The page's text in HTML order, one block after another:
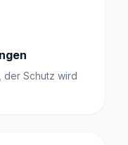
der Schutz wird